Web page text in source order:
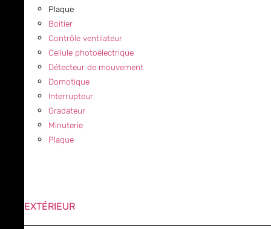
Plaque
Boitier
Contrôle ventilateur
Cellule photoélectrique
Détecteur de mouvement
Domotique
Interrupteur
Gradateur
Minuterie
Plaque
EXTÉRIEUR